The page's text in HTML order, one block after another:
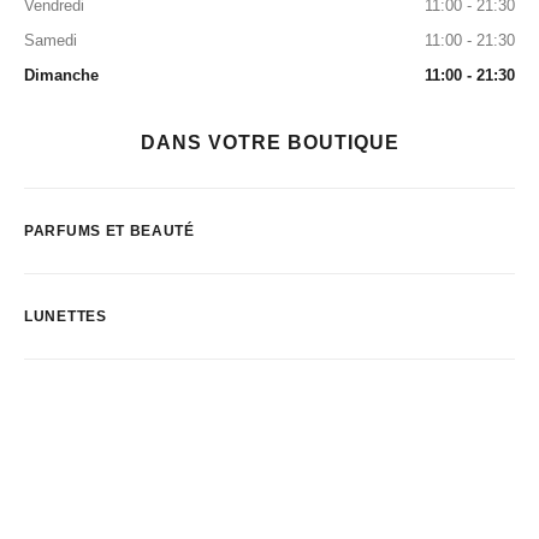
Vendredi
11:00 - 21:30
Samedi
11:00 - 21:30
Dimanche
11:00 - 21:30
DANS VOTRE BOUTIQUE
PARFUMS ET BEAUTÉ
LUNETTES